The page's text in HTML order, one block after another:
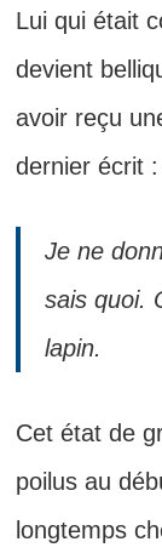
Lui qui était
devient
avoir reçu
dernier écrit :
Je ne
sais quoi.
lapin.
Cet état de
poilus au
longtemps